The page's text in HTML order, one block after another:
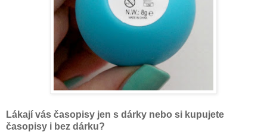
Lákají vás časopisy jen s dárky nebo si kupujete
časopisy i bez dárku?